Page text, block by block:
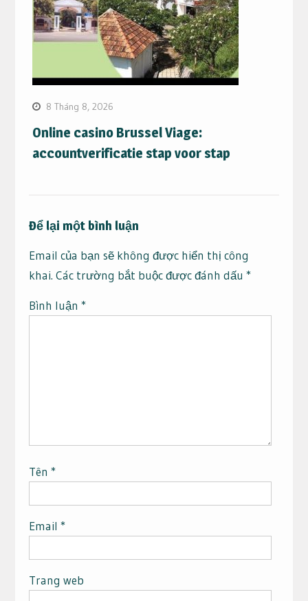
8 Tháng 8, 2026
Online casino Brussel Viage:
accountverificatie stap voor stap
Để lại một bình luận
Email của bạn sẽ không được hiển thị công
khai. Các trường bắt buộc được đánh dấu *
Bình luận *
Tên *
Email *
Trang web